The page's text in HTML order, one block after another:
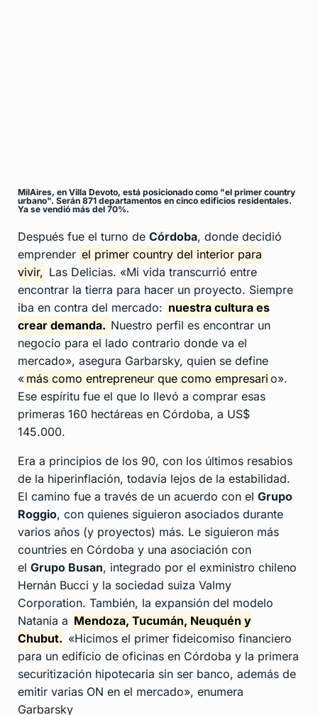
MilAires, en Villa Devoto, está posicionado como "el primer country
urbano". Serán 871 departamentos en cinco edificios residentales.
Ya se vendió más del 70%.
Después fue el turno de Córdoba, donde decidió
emprender el primer country del interior para
vivir, Las Delicias. «Mi vida transcurrió entre
encontrar la tierra para hacer un proyecto. Siempre
iba en contra del mercado: nuestra cultura es
crear demanda. Nuestro perfil es encontrar un
negocio para el lado contrario donde va el
mercado», asegura Garbarsky, quien se define
« más como entrepreneur que como empresari o».
Ese espíritu fue el que lo llevó a comprar esas
primeras 160 hectáreas en Córdoba, a US$
145.000.
Era a principios de los 90, con los últimos resabios
de la hiperinflación, todavía lejos de la estabilidad.
El camino fue a través de un acuerdo con el Grupo
Roggio, con quienes siguieron asociados durante
varios años (y proyectos) más. Le siguieron más
countries en Córdoba y una asociación con
el Grupo Busan, integrado por el exministro chileno
Hernán Bucci y la sociedad suiza Valmy
Corporation. También, la expansión del modelo
Natania a Mendoza, Tucumán, Neuquén y
Chubut. «Hicimos el primer fideicomiso financiero
para un edificio de oficinas en Córdoba y la primera
securitización hipotecaria sin ser banco, además de
emitir varias ON en el mercado», enumera
Garbarsky